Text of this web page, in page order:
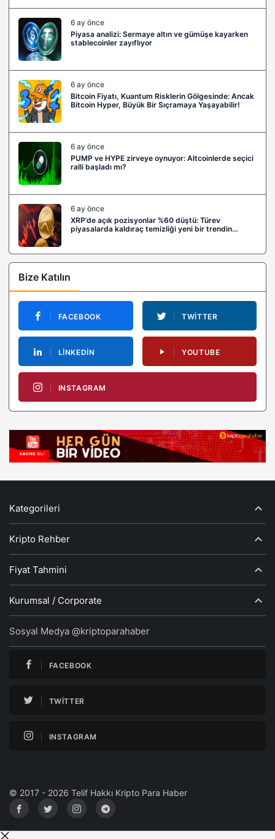
6 ay önce
Piyasa analizi: Sermaye altın ve gümüşe kayarken
stablecoinler zayıflıyor
6 ay önce
Bitcoin Fiyatı, Kuantum Risklerin Gölgesinde: Ancak
Bitcoin Hyper, Büyük Bir Sıçramaya Yaşayabilir!
6 ay önce
PUMP ve HYPE zirveye oynuyor: Altcoinlerde seçici
ralli başladı mı?
6 ay önce
XRP’de açık pozisyonlar %60 düştü: Türev
piyasalarda kaldıraç temizliği yeni bir trendin
Bize Katılın
FACEBOOK TWITTER
LINKEDIN YOUTUBE
INSTAGRAM
Kategorileri
Kripto Rehber
Fiyat Tahmini
Kurumsal / Corporate
Sosyal Medya @kriptoparahaber
FACEBOOK
TWITTER
INSTAGRAM
© 2017 - 2026 Telif Hakkı Kripto Para Haber